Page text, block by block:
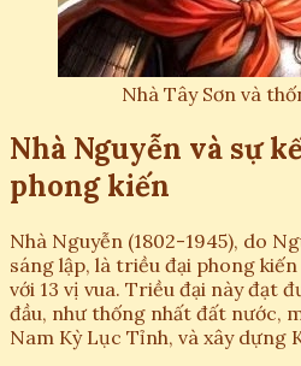
Nhà Tây Sơn và
Nhà Nguyễn và sự
phong kiến
Nhà Nguyễn (1802-1945), do
sáng lập, là triều đại phong
với 13 vị vua. Triều đại này đạt
đầu, như thống nhất đất nước,
Nam Kỳ Lục Tỉnh, và xây dựng